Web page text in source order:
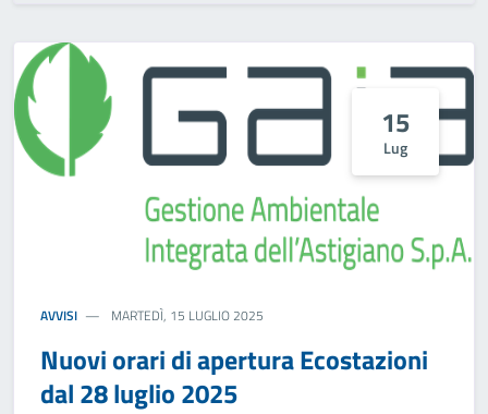
15
Lug
AVVISI MARTEDÌ, 15 LUGLIO 2025
Nuovi orari di apertura Ecostazioni
dal 28 luglio 2025